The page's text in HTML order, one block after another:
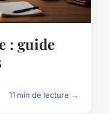
: guide
11 min de lecture →